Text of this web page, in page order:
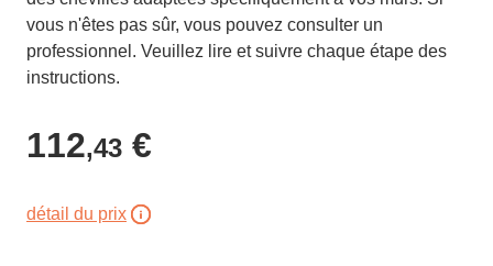
vous n'êtes pas sûr, vous pouvez consulter un
professionnel. Veuillez lire et suivre chaque étape des
instructions.
112,43 €
détail du prix